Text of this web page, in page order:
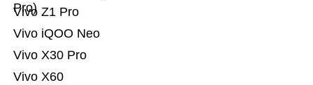
Vivo X60
Vivo X30 Pro
Vivo iQOO Neo
Vivo Z1 Pro
Pro)